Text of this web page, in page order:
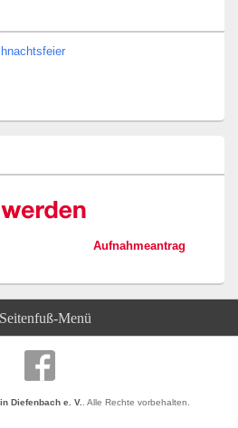
Aufnahmeantrag
Seitenfuß-Menü
Diefenbach e. V. . Alle Rechte vorbehalten.